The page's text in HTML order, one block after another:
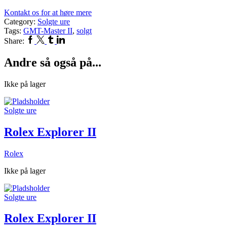
Kontakt os for at høre mere
Category: Solgte ure
Tags: GMT-Master II, solgt
Share: Facebook
Twitter
TumblrLinkedin
Andre så også på...
Ikke på lager
Solgte ure
Rolex Explorer II
Rolex
Ikke på lager
Solgte ure
Rolex Explorer II